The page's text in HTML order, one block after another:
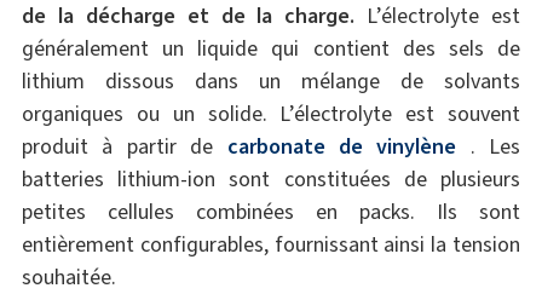
de la décharge et de la charge. L’électrolyte est
généralement un liquide qui contient des sels de
lithium dissous dans un mélange de solvants
organiques ou un solide. L’électrolyte est souvent
produit à partir de carbonate de vinylène . Les
batteries lithium-ion sont constituées de plusieurs
petites cellules combinées en packs. Ils sont
entièrement configurables, fournissant ainsi la tension
souhaitée.